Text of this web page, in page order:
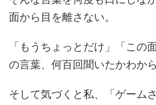
面から目を離さない。
「もうちょっとだけ」「この
の言葉、何百回聞いたかわか
そして気づくと私、「ゲーム